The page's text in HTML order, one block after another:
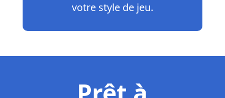
votre style de jeu.